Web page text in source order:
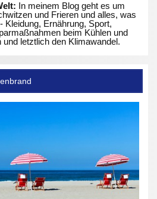
In meinem Blog geht es um
und Frieren und alles, was
Kleidung, Ernährung, Sport,
beim Kühlen und
und letztlich den Klimawandel.